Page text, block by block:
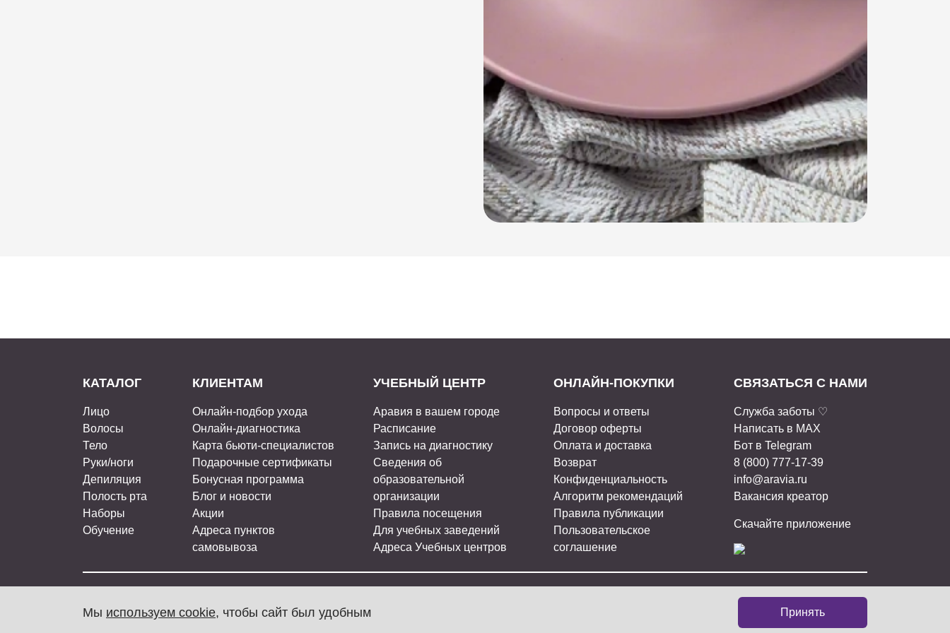
КАТАЛОГ
Лицо
Волосы
Тело
Руки/ноги
Депиляция
Полость рта
Наборы
Обучение
КЛИЕНТАМ
Онлайн-подбор ухода
Онлайн-диагностика
Карта бьюти-специалистов
Подарочные сертификаты
Бонусная программа
Блог и новости
Акции
Адреса пунктов
самовывоза
УЧЕБНЫЙ ЦЕНТР
Аравия в вашем городе
Расписание
Запись на диагностику
Сведения об
образовательной
организации
Правила посещения
Для учебных заведений
Адреса Учебных центров
ОНЛАЙН-ПОКУПКИ
Вопросы и ответы
Договор оферты
Оплата и доставка
Возврат
Конфиденциальность
Алгоритм рекомендаций
Правила публикации
Пользовательское
соглашение
СВЯЗАТЬСЯ С НАМИ
Служба заботы ♡
Написать в MAX
Бот в Telegram
8 (800) 777-17-39
info@aravia.ru
Вакансия креатор
Скачайте приложение
ARAVIA Professional, 2026 МЫ В СОЦИАЛЬНЫХ СЕТЯХ:
Мы используем cookie, чтобы сайт был удобным Принять